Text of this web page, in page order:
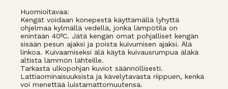
Huomioitavaa:
Kengät voidaan konepestä käyttämällä lyhyttä
ohjelmaa kylmällä vedellä, jonka lämpötila on
enintään 40ºC. Jätä kengän omat pohjalliset kengän
sisään pesun ajaksi ja poista kuivumisen ajaksi. Älä
linkoa. Kuivaamiseksi älä käytä kuivausrumpua äläkä
altista lämmön lähteille.
Tarkasta ulkopohjan kuviot säännöllisesti.
Lattiaominaisuuksista ja kävelytavasta riippuen, kenkä
voi menettää luistamattomuutensa.